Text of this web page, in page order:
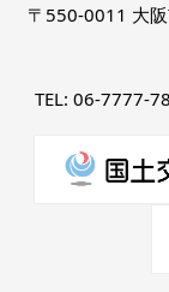
〒550-0011 大
TEL: 06-7777-